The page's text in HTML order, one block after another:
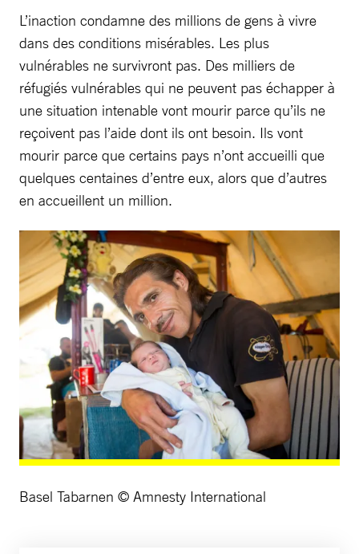
L’inaction condamne des millions de gens à vivre
dans des conditions misérables. Les plus
vulnérables ne survivront pas. Des milliers de
réfugiés vulnérables qui ne peuvent pas échapper à
une situation intenable vont mourir parce qu’ils ne
reçoivent pas l’aide dont ils ont besoin. Ils vont
mourir parce que certains pays n’ont accueilli que
quelques centaines d’entre eux, alors que d’autres
en accueillent un million.
Basel Tabarnen © Amnesty International